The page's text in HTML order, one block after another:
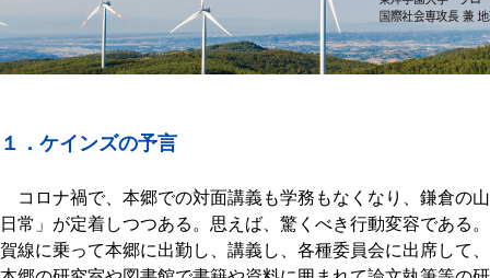
１．ケインズの予言
コロナ禍で、本郷での対面講義も学務もなくなり、鎌倉の
日常」が定着しつつある。思えば、驚くべき行動変容である
賀線に乗って本郷に出勤し、講義し、各種委員会に出席して